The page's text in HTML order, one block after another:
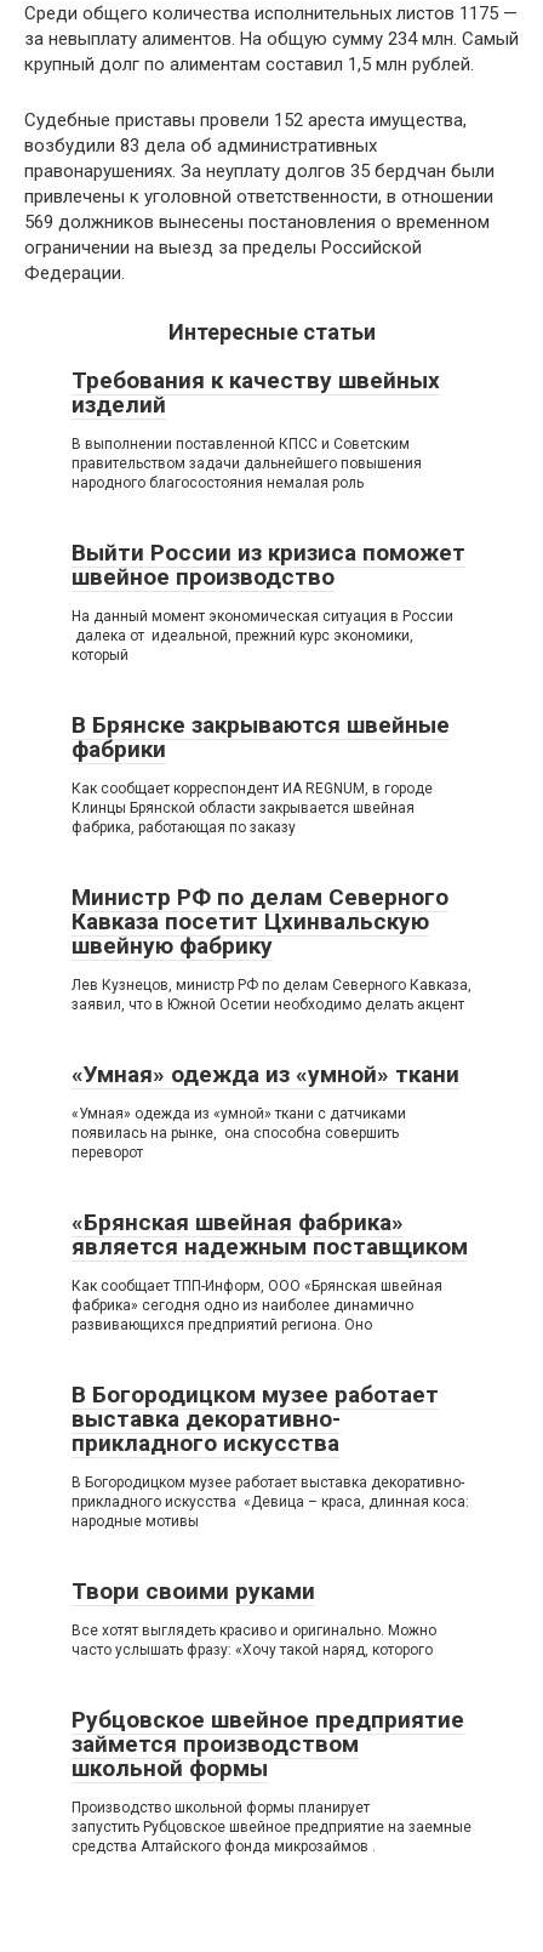
Среди общего количества исполнительных листов 1175 —
за невыплату алиментов. На общую сумму 234 млн. Самый
крупный долг по алиментам составил 1,5 млн рублей.
Судебные приставы провели 152 ареста имущества,
возбудили 83 дела об административных
правонарушениях. За неуплату долгов 35 бердчан были
привлечены к уголовной ответственности, в отношении
569 должников вынесены постановления о временном
ограничении на выезд за пределы Российской
Федерации.
Интересные статьи
Требования к качеству швейных
изделий
В выполнении поставленной КПСС и Советским
правительством задачи дальнейшего повышения
народного благосостояния немалая роль
Выйти России из кризиса поможет
швейное производство
На данный момент экономическая ситуация в России
далека от идеальной, прежний курс экономики,
который
В Брянске закрываются швейные
фабрики
Как сообщает корреспондент ИА REGNUM, в городе
Клинцы Брянской области закрывается швейная
фабрика, работающая по заказу
Министр РФ по делам Северного
Кавказа посетит Цхинвальскую
швейную фабрику
Лев Кузнецов, министр РФ по делам Северного Кавказа,
заявил, что в Южной Осетии необходимо делать акцент
«Умная» одежда из «умной» ткани
«Умная» одежда из «умной» ткани с датчиками
появилась на рынке, она способна совершить
переворот
«Брянская швейная фабрика»
является надежным поставщиком
Как сообщает ТПП-Информ, ООО «Брянская швейная
фабрика» сегодня одно из наиболее динамично
развивающихся предприятий региона. Оно
В Богородицком музее работает
выставка декоративно-
прикладного искусства
В Богородицком музее работает выставка декоративно-
прикладного искусства «Девица – краса, длинная коса:
народные мотивы
Твори своими руками
Все хотят выглядеть красиво и оригинально. Можно
часто услышать фразу: «Хочу такой наряд, которого
Рубцовское швейное предприятие
займется производством
школьной формы
Производство школьной формы планирует
запустить Рубцовское швейное предприятие на заемные
средства Алтайского фонда микрозаймов .